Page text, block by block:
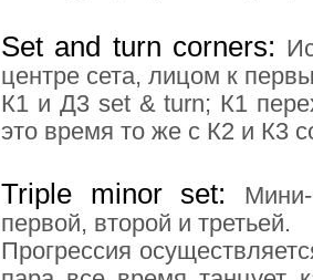
Set and turn corners:
центре сета, лицом к
К1 и Д3 set & turn; К1
это время то же с К2 и К3
Triple minor set:
первой, второй и третьей.
Прогрессия